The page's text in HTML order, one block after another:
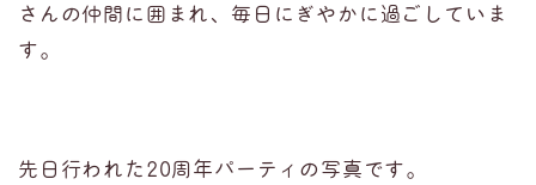
さんの仲間に囲まれ、毎日にぎやかに過ごしていま
す。
先日行われた20周年パーティの写真です。